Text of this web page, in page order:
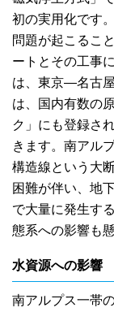
初の実用化です
問題が起こるこ
ートとその工事
は、東京―名古
は、国内有数の
ク」にも登録さ
きます。南アル
構造線という大
困難が伴い、地
で大量に発生す
態系への影響も
水資源への影響
南アルプス一帯